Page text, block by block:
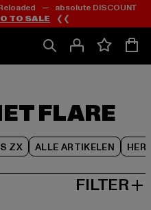
— absolute DISCOUNT
TO SALE ❮❮
FLARE
ZX ALLE ARTIKELEN
FILTER